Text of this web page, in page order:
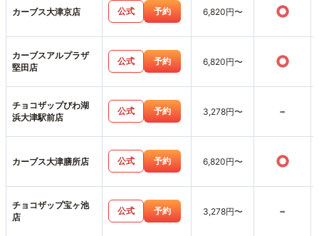
カーブス大津京店 公式 予約 6,820円〜 ○
カーブスアルプラザ
堅田店
公式 予約 6,820円〜 ○
チョコザップびわ湖
浜大津駅前店
公式 予約 3,278円〜 -
カーブス大津膳所店 公式 予約 6,820円〜 ○
チョコザップ宝ヶ池
店
公式 予約 3,278円〜 -